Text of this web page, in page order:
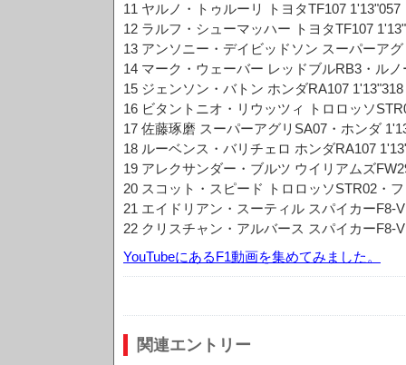
11 ヤルノ・トゥルーリ トヨタTF107 1'13"057
12 ラルフ・シューマッハー トヨタTF107
13 アンソニー・デイビッドソン スーパーア
14 マーク・ウェーバー レッドブルRB3・ルノ
15 ジェンソン・バトン ホンダRA107 1'13"318
16 ビタントニオ・リウッツィ トロロッソ
17 佐藤琢磨 スーパーアグリSA07・ホンダ
18 ルーベンス・バリチェロ ホンダRA107
19 アレクサンダー・ブルツ ウイリアムズ
20 スコット・スピード トロロッソSTR02・
21 エイドリアン・スーティル スパイカーF8-
22 クリスチャン・アルバース スパイカーF8-
YouTubeにあるF1動画を集めてみました。
関連エントリー